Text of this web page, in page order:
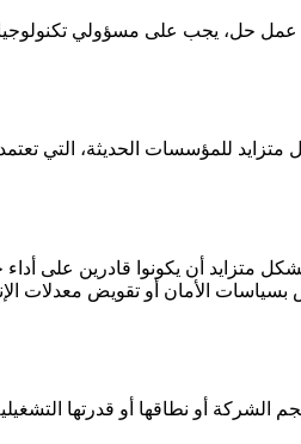
عمل حل، يجب على مسؤولي
متزايد أن يكونوا قادرين على
الأمان أو تقويض معدلات
أو نطاقها أو قدرتها